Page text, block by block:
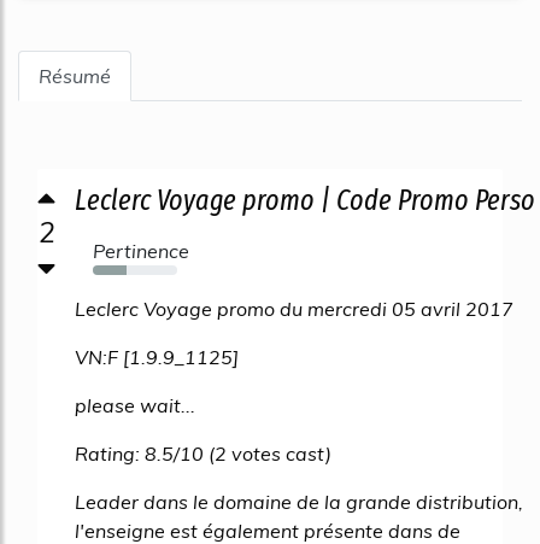
Résumé
2
Leclerc Voyage promo | Code Promo Perso
Pertinence
40%
Leclerc Voyage promo du mercredi 05 avril 2017
VN:F [1.9.9_1125]
please wait...
Rating: 8.5/10 (2 votes cast)
Leader dans le domaine de la grande distribution,
l'enseigne est également présente dans de